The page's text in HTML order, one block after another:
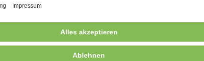
Bewerbung umfassen: